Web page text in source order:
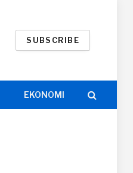
SUBSCRIBE
EKONOMI